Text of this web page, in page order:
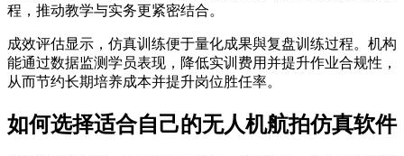
程，推动教学与实务更紧密结合。
成效评估显示，仿真训练便于量化成果與复盘训练过程。机构
能通过数据监测学员表现，降低实训费用并提升作业合规性，
从而节约长期培养成本并提升岗位胜任率。
如何选择适合自己的无人机航拍仿真软件